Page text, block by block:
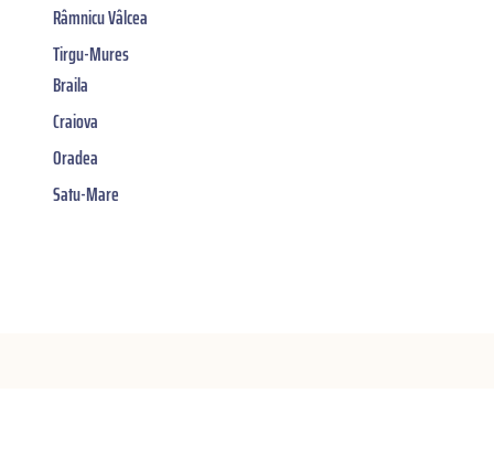
Râmnicu Vâlcea
Tirgu-Mures
Braila
Craiova
Oradea
Satu-Mare